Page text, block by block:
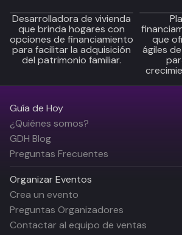
Desarrolladora de vivienda
que brinda hogares con
opciones de financiamiento
para facilitar la adquisición
del patrimonio familiar.
que
ágiles
Guía de Hoy
¿Quiénes somos?
GDH Blog
Preguntas Frecuentes
Organizar Eventos
Crea un evento
Preguntas Organizadores
Contactar al equipo de ventas